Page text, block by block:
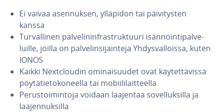
Ei vaivaa asen­nuk­sen, ylläpidon tai päi­vi­tys­ten
kanssa
Tur­val­li­nen pal­ve­li­ninfra­struk­tuu­ri isän­nöin­ti­pal­ve­
luil­le, joilla on pal­ve­lin­si­jain­te­ja Yh­dys­val­lois­sa, kuten
IONOS
Kaikki Nextclou­din omi­nai­suu­det ovat käy­tet­tä­vis­sä
pöy­tä­tie­to­ko­neel­la tai mo­bii­li­lait­teel­la
Pe­rus­toi­min­to­ja voidaan laajentaa so­vel­luk­sil­la ja
laa­jen­nuk­sil­la